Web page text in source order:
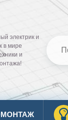
электрик и
в мире
и